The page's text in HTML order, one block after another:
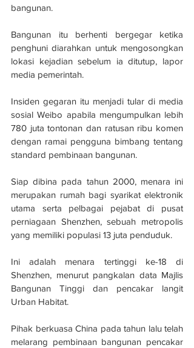
bangunan.
Bangunan itu berhenti bergegar ketika
penghuni diarahkan untuk mengosongkan
lokasi kejadian sebelum ia ditutup, lapor
media pemerintah.
Insiden gegaran itu menjadi tular di media
sosial Weibo apabila mengumpulkan lebih
780 juta tontonan dan ratusan ribu komen
dengan ramai pengguna bimbang tentang
standard pembinaan bangunan.
Siap dibina pada tahun 2000, menara ini
merupakan rumah bagi syarikat elektronik
utama serta pelbagai pejabat di pusat
perniagaan Shenzhen, sebuah metropolis
yang memiliki populasi 13 juta penduduk.
Ini adalah menara tertinggi ke-18 di
Shenzhen, menurut pangkalan data Majlis
Bangunan Tinggi dan pencakar langit
Urban Habitat.
Pihak berkuasa China pada tahun lalu telah
melarang pembinaan bangunan pencakar